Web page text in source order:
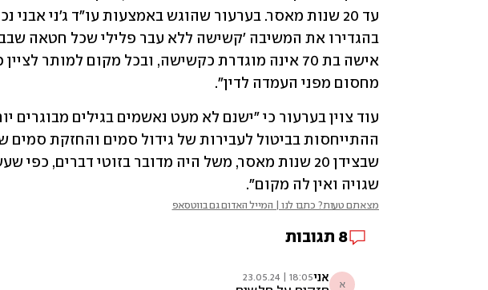
מחסום מפני העמדה לדין".
שגויה ואין לה מקום".
מצאתם טעות? כתבו לנו | המייל האדום גם בווטסאפ
8 תגובות
א אני18:05 | 23.05.24